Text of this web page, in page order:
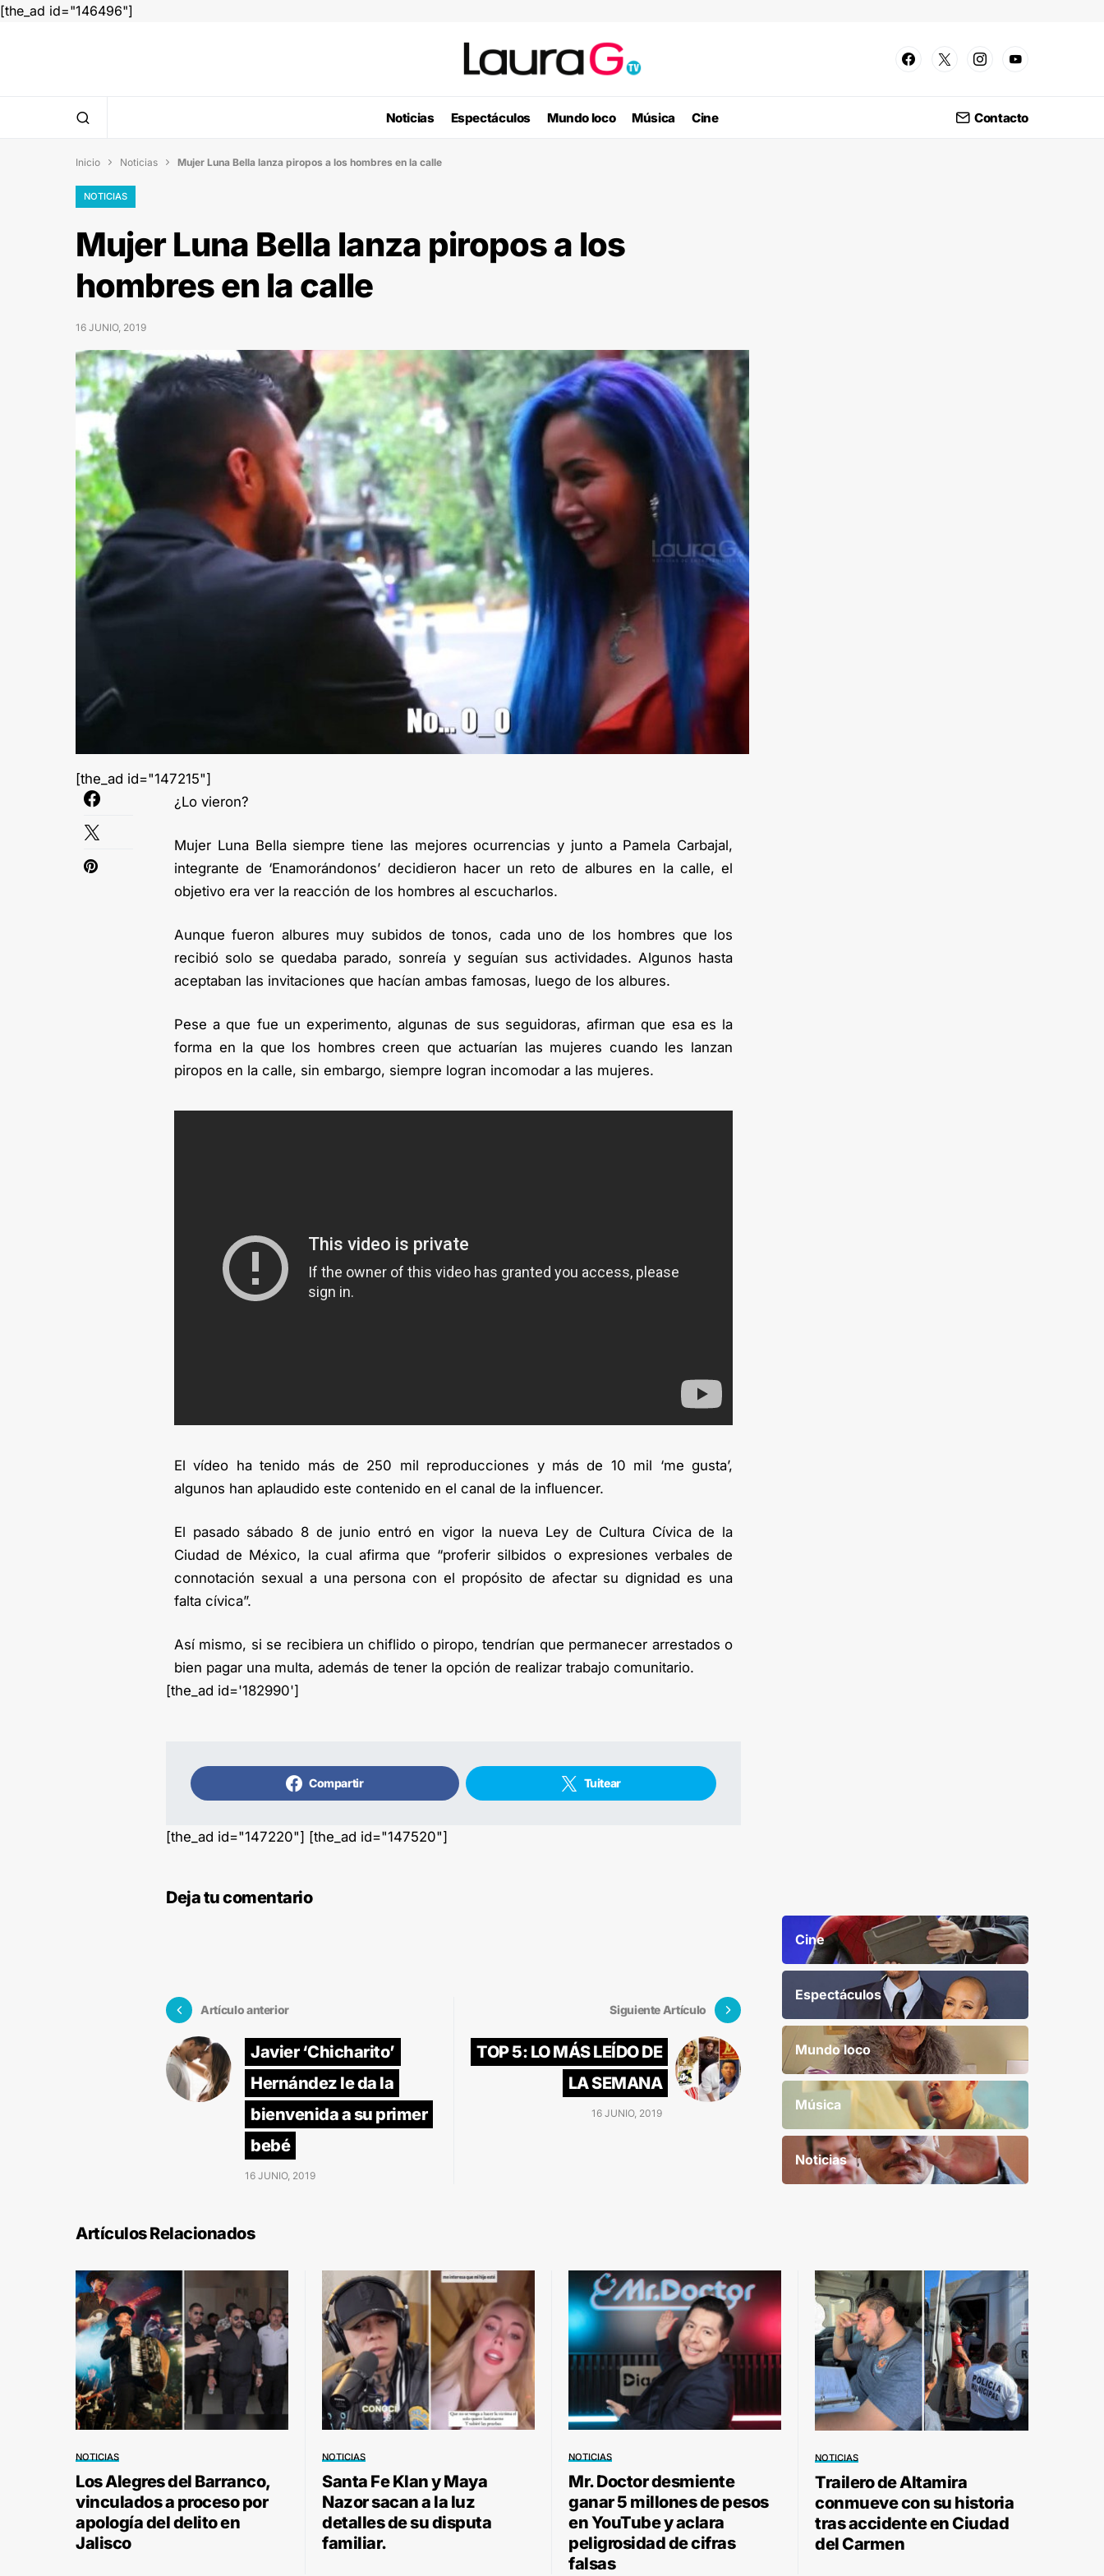
[the_ad id="146496"]
Noticias Espectáculos Mundo loco Música Cine Contacto
Inicio  Noticias  Mujer Luna Bella lanza piropos a los hombres en la calle
NOTICIAS
Mujer Luna Bella lanza piropos a los
hombres en la calle
16 JUNIO, 2019
[the_ad id="147215"]
¿Lo vieron?
Mujer Luna Bella siempre tiene las mejores ocurrencias y junto a Pamela Carbajal,
integrante de ‘Enamorándonos’ decidieron hacer un reto de albures en la calle, el
objetivo era ver la reacción de los hombres al escucharlos.
Aunque fueron albures muy subidos de tonos, cada uno de los hombres que los
recibió solo se quedaba parado, sonreía y seguían sus actividades. Algunos hasta
aceptaban las invitaciones que hacían ambas famosas, luego de los albures.
Pese a que fue un experimento, algunas de sus seguidoras, afirman que esa es la
forma en la que los hombres creen que actuarían las mujeres cuando les lanzan
piropos en la calle, sin embargo, siempre logran incomodar a las mujeres.
El vídeo ha tenido más de 250 mil reproducciones y más de 10 mil ‘me gusta’,
algunos han aplaudido este contenido en el canal de la influencer.
El pasado sábado 8 de junio entró en vigor la nueva Ley de Cultura Cívica de la
Ciudad de México, la cual afirma que “proferir silbidos o expresiones verbales de
connotación sexual a una persona con el propósito de afectar su dignidad es una
falta cívica”.
Así mismo, si se recibiera un chiflido o piropo, tendrían que permanecer arrestados o
bien pagar una multa, además de tener la opción de realizar trabajo comunitario.
[the_ad id='182990']
Compartir Tuitear
[the_ad id="147220"] [the_ad id="147520"]
Deja tu comentario
Artículo anterior
Javier ‘Chicharito’
Hernández le da la
bienvenida a su primer
bebé
16 JUNIO, 2019
Siguiente Artículo
TOP 5: LO MÁS LEÍDO DE
LA SEMANA
16 JUNIO, 2019
Cine
Espectáculos
Mundo loco
Música
Noticias
Artículos Relacionados
NOTICIAS
Los Alegres del Barranco,
vinculados a proceso por
apología del delito en
Jalisco
NOTICIAS
Santa Fe Klan y Maya
Nazor sacan a la luz
detalles de su disputa
familiar.
NOTICIAS
Mr. Doctor desmiente
ganar 5 millones de pesos
en YouTube y aclara
peligrosidad de cifras
falsas
NOTICIAS
Trailero de Altamira
conmueve con su historia
tras accidente en Ciudad
del Carmen